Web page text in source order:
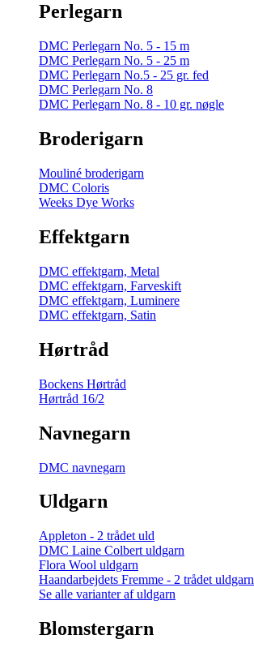
Perlegarn
DMC Perlegarn No. 5 - 15 m
DMC Perlegarn No. 5 - 25 m
DMC Perlegarn No.5 - 25 gr. fed
DMC Perlegarn No. 8
DMC Perlegarn No. 8 - 10 gr. nøgle
Broderigarn
Mouliné broderigarn
DMC Coloris
Weeks Dye Works
Effektgarn
DMC effektgarn, Metal
DMC effektgarn, Farveskift
DMC effektgarn, Luminere
DMC effektgarn, Satin
Hørtråd
Bockens Hørtråd
Hørtråd 16/2
Navnegarn
DMC navnegarn
Uldgarn
Appleton - 2 trådet uld
DMC Laine Colbert uldgarn
Flora Wool uldgarn
Haandarbejdets Fremme - 2 trådet uldgarn
Se alle varianter af uldgarn
Blomstergarn